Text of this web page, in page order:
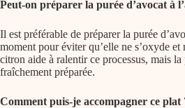
Peut-on préparer la purée d’avocat à
Il est préférable de préparer la purée
moment pour éviter qu’elle ne s’oxyde
citron aide à ralentir ce processus, mais
fraîchement préparée.
Comment puis-je accompagner ce plat